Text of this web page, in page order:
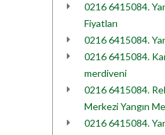
0216 6415084.
Fiyatları
0216 6415084.
0216 6415084.
merdiveni
0216 6415084.
Merkezi Yangın
0216 6415084.